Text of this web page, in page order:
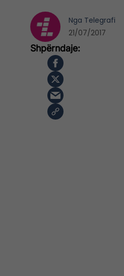
Nga Telegrafi
21/07/2017